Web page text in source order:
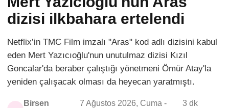
dizisi ilkbahara ertelendi
Netflix’in TMC Film imzalı "Aras" kod adlı dizisini kabul
eden Mert Yazıcıoğlu'nun unutulmaz dizisi Kızıl
Goncalar'da beraber çalıştığı yönetmeni Ömür Atay'la
yeniden çalışacak olması da heyecan yaratmıştı.
Birsen
7 Ağustos 2026, Cuma -
3 dk